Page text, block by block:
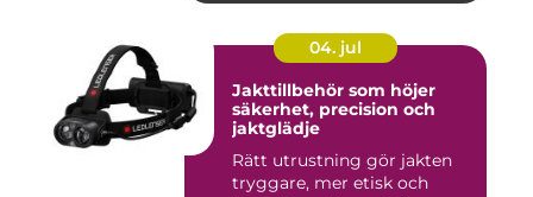
04. jul
Jakttillbehör som höjer
säkerhet, precision och
jaktglädje
Rätt utrustning gör jakten
tryggare, mer etisk och